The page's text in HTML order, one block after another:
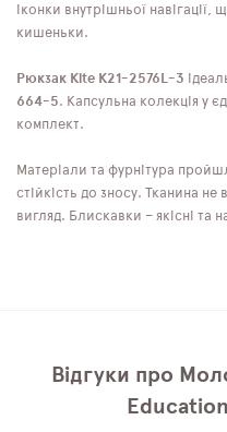
іконки внутрішньої
кишеньки.
Рюкзак Kite K21-2576L-3
664-5. Капсульна колекція у
комплект.
Матеріали та фурнітура
стійкість до зносу. Тканина
вигляд. Блискавки – якісні та
Відгуки про